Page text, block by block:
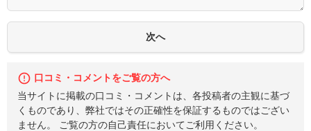
口コミ・コメントをご覧の方へ
当サイトに掲載の口コミ・コメントは、各投稿者の主観に基づ
くものであり、弊社ではその正確性を保証するものではござい
ません。 ご覧の方の自己責任においてご利用ください。